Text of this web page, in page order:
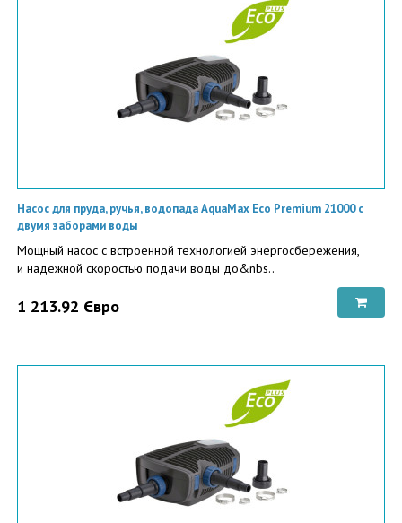
Насос для пруда, ручья, водопада AquaMax Eco Premium 21000 с
двумя заборами воды
Мощный насос с встроенной технологией энергосбережения,
и надежной скоростью подачи воды до&nbs..
1 213.92 Євро